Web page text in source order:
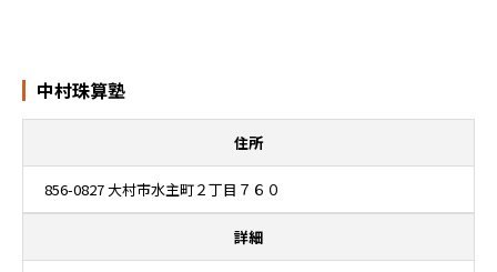
中村珠算塾
住所
856-0827 大村市水主町２丁目７６０
詳細